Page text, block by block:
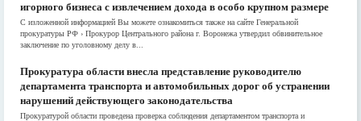
игорного бизнеса с извлечением дохода в особо крупном размере
С изложенной информацией Вы можете ознакомиться также на сайте Генеральной
прокуратуры РФ › Прокурор Центрального района г. Воронежа утвердил обвинительное
заключение по уголовному делу в...
Прокуратура области внесла представление руководителю
департамента транспорта и автомобильных дорог об устранении
нарушений действующего законодательства
Прокуратурой области проведена проверка соблюдения департаментом транспорта и